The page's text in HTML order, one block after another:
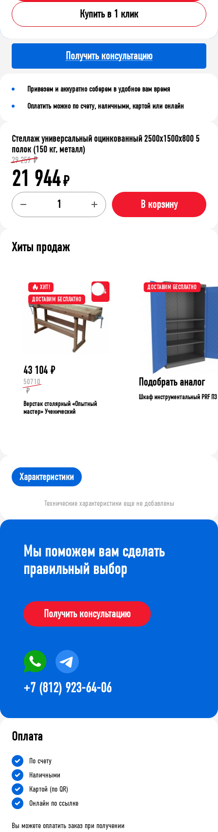
Купить в 1 клик
Получить консультацию
Привезем и аккуратно соберем в удобное вам время
Оплатить можно по счету, наличными, картой или онлайн
Стеллаж универсальный оцинкованный 2500x1500x800 5
полок (150 кг, металл)
29 259 ₽
21 944₽
В корзину
Хиты продаж
ХИТ!
ДОСТАВИМ БЕСПЛАТНО
-15%
43 104 ₽
50710
₽
Верстак столярный «Опытный
мастер» Ученический
ДОСТАВИМ БЕСПЛАТНО
Подобрать аналог
Шкаф инструментальный PRF П3
Характеристики
Технические характеристики еще не добавлены
Мы поможем вам сделать
правильный выбор
Получить консультацию
+7 (812) 923-64-06
Оплата
По счету
Наличными
Картой (по QR)
Онлайн по ссылке
Вы можете оплатить заказ при получении